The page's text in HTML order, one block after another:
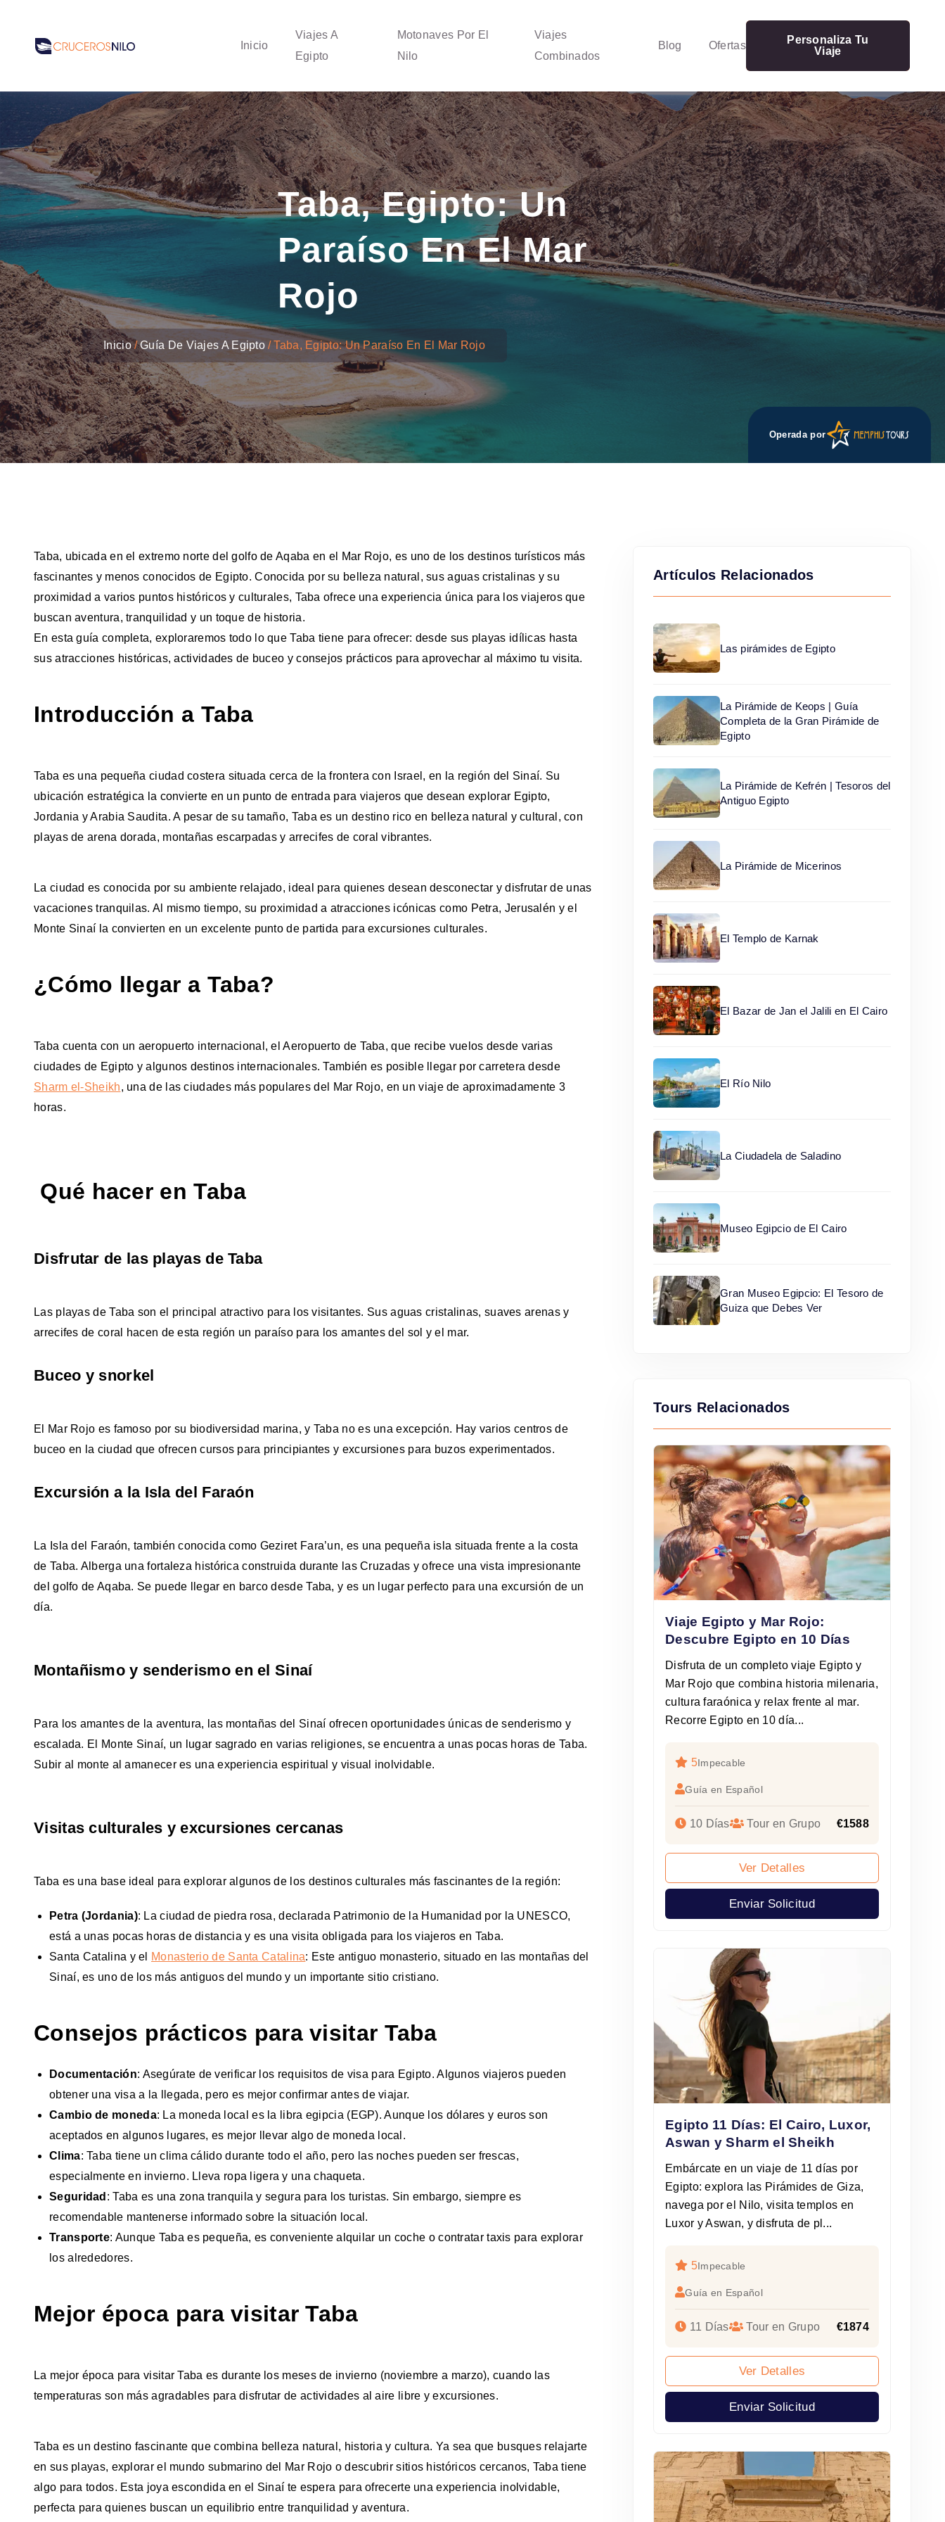
Inicio
Viajes A
Egipto
Motonaves Por El
Nilo
Viajes
Combinados
Blog Ofertas
Personaliza Tu
Viaje
Taba, Egipto: Un
Paraíso En El Mar
Rojo
Inicio Guía De Viajes A Egipto Taba, Egipto: Un Paraíso En El Mar Rojo
Operada por
Taba, ubicada en el extremo norte del golfo de Aqaba en el Mar Rojo, es uno de los destinos turísticos más
fascinantes y menos conocidos de Egipto. Conocida por su belleza natural, sus aguas cristalinas y su
proximidad a varios puntos históricos y culturales, Taba ofrece una experiencia única para los viajeros que
buscan aventura, tranquilidad y un toque de historia.
En esta guía completa, exploraremos todo lo que Taba tiene para ofrecer: desde sus playas idílicas hasta
sus atracciones históricas, actividades de buceo y consejos prácticos para aprovechar al máximo tu visita.
Introducción a Taba
Taba es una pequeña ciudad costera situada cerca de la frontera con Israel, en la región del Sinaí. Su
ubicación estratégica la convierte en un punto de entrada para viajeros que desean explorar Egipto,
Jordania y Arabia Saudita. A pesar de su tamaño, Taba es un destino rico en belleza natural y cultural, con
playas de arena dorada, montañas escarpadas y arrecifes de coral vibrantes.
La ciudad es conocida por su ambiente relajado, ideal para quienes desean desconectar y disfrutar de unas
vacaciones tranquilas. Al mismo tiempo, su proximidad a atracciones icónicas como Petra, Jerusalén y el
Monte Sinaí la convierten en un excelente punto de partida para excursiones culturales.
¿Cómo llegar a Taba?
Taba cuenta con un aeropuerto internacional, el Aeropuerto de Taba, que recibe vuelos desde varias
ciudades de Egipto y algunos destinos internacionales. También es posible llegar por carretera desde
Sharm el-Sheikh, una de las ciudades más populares del Mar Rojo, en un viaje de aproximadamente 3
horas.
Qué hacer en Taba
Disfrutar de las playas de Taba
Las playas de Taba son el principal atractivo para los visitantes. Sus aguas cristalinas, suaves arenas y
arrecifes de coral hacen de esta región un paraíso para los amantes del sol y el mar.
Buceo y snorkel
El Mar Rojo es famoso por su biodiversidad marina, y Taba no es una excepción. Hay varios centros de
buceo en la ciudad que ofrecen cursos para principiantes y excursiones para buzos experimentados.
Excursión a la Isla del Faraón
La Isla del Faraón, también conocida como Geziret Fara’un, es una pequeña isla situada frente a la costa
de Taba. Alberga una fortaleza histórica construida durante las Cruzadas y ofrece una vista impresionante
del golfo de Aqaba. Se puede llegar en barco desde Taba, y es un lugar perfecto para una excursión de un
día.
Montañismo y senderismo en el Sinaí
Para los amantes de la aventura, las montañas del Sinaí ofrecen oportunidades únicas de senderismo y
escalada. El Monte Sinaí, un lugar sagrado en varias religiones, se encuentra a unas pocas horas de Taba.
Subir al monte al amanecer es una experiencia espiritual y visual inolvidable.
Visitas culturales y excursiones cercanas
Taba es una base ideal para explorar algunos de los destinos culturales más fascinantes de la región:
Petra (Jordania): La ciudad de piedra rosa, declarada Patrimonio de la Humanidad por la UNESCO,
está a unas pocas horas de distancia y es una visita obligada para los viajeros en Taba.
Santa Catalina y el
Monasterio de Santa Catalina: Este antiguo monasterio, situado en las montañas del
Sinaí, es uno de los más antiguos del mundo y un importante sitio cristiano.
Consejos prácticos para visitar Taba
Documentación: Asegúrate de verificar los requisitos de visa para Egipto. Algunos viajeros pueden
obtener una visa a la llegada, pero es mejor confirmar antes de viajar.
Cambio de moneda: La moneda local es la libra egipcia (EGP). Aunque los dólares y euros son
aceptados en algunos lugares, es mejor llevar algo de moneda local.
Clima: Taba tiene un clima cálido durante todo el año, pero las noches pueden ser frescas,
especialmente en invierno. Lleva ropa ligera y una chaqueta.
Seguridad : Taba es una zona tranquila y segura para los turistas. Sin embargo, siempre es
recomendable mantenerse informado sobre la situación local.
Transporte: Aunque Taba es pequeña, es conveniente alquilar un coche o contratar taxis para explorar
los alrededores.
Mejor época para visitar Taba
La mejor época para visitar Taba es durante los meses de invierno (noviembre a marzo), cuando las
temperaturas son más agradables para disfrutar de actividades al aire libre y excursiones.
Taba es un destino fascinante que combina belleza natural, historia y cultura. Ya sea que busques relajarte
en sus playas, explorar el mundo submarino del Mar Rojo o descubrir sitios históricos cercanos, Taba tiene
algo para todos. Esta joya escondida en el Sinaí te espera para ofrecerte una experiencia inolvidable,
perfecta para quienes buscan un equilibrio entre tranquilidad y aventura.
Artículos Relacionados
Las pirámides de Egipto
La Pirámide de Keops | Guía
Completa de la Gran Pirámide de
Egipto
La Pirámide de Kefrén | Tesoros del
Antiguo Egipto
La Pirámide de Micerinos
El Templo de Karnak
El Bazar de Jan el Jalili en El Cairo
El Río Nilo
La Ciudadela de Saladino
Museo Egipcio de El Cairo
Gran Museo Egipcio: El Tesoro de
Guiza que Debes Ver
Tours Relacionados
Viaje Egipto y Mar Rojo:
Descubre Egipto en 10 Días
Disfruta de un completo viaje Egipto y
Mar Rojo que combina historia milenaria,
cultura faraónica y relax frente al mar.
Recorre Egipto en 10 día...
5Impecable
Guía en Español
10 Días Tour en Grupo €1588
Ver Detalles
Enviar Solicitud
Egipto 11 Días: El Cairo, Luxor,
Aswan y Sharm el Sheikh
Embárcate en un viaje de 11 días por
Egipto: explora las Pirámides de Giza,
navega por el Nilo, visita templos en
Luxor y Aswan, y disfruta de pl...
5Impecable
Guía en Español
11 Días Tour en Grupo €1874
Ver Detalles
Enviar Solicitud